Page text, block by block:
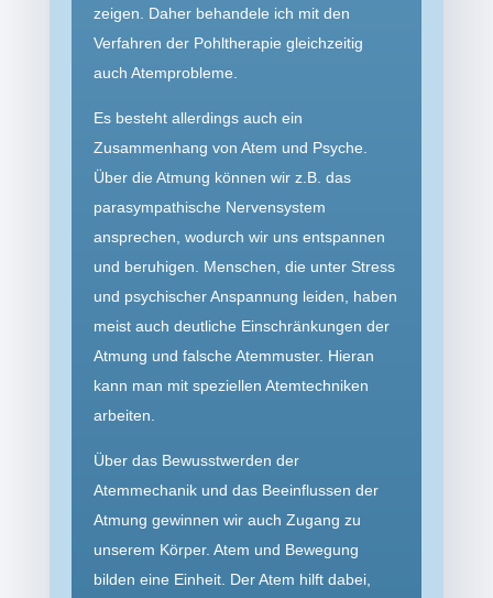
zeigen. Daher behandele ich mit den
Verfahren der Pohltherapie gleichzeitig
auch Atemprobleme.
Es besteht allerdings auch ein
Zusammenhang von Atem und Psyche.
Über die Atmung können wir z.B. das
parasympathische Nervensystem
ansprechen, wodurch wir uns entspannen
und beruhigen. Menschen, die unter Stress
und psychischer Anspannung leiden, haben
meist auch deutliche Einschränkungen der
Atmung und falsche Atemmuster. Hieran
kann man mit speziellen Atemtechniken
arbeiten.
Über das Bewusstwerden der
Atemmechanik und das Beeinflussen der
Atmung gewinnen wir auch Zugang zu
unserem Körper. Atem und Bewegung
bilden eine Einheit. Der Atem hilft dabei,